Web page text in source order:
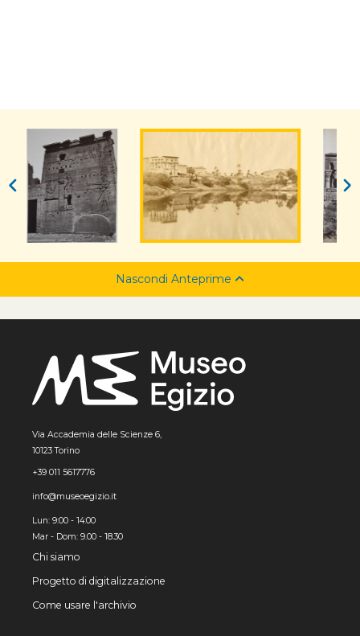
Nascondi Anteprime
Via Accademia delle Scienze 6,
10123 Torino
+39 011 5617776
info@museoegizio.it
Lun: 9:00 - 14:00
Mar - Dom: 9.00 - 18.30
Chi siamo
Progetto di digitalizzazione
Come usare l'archivio